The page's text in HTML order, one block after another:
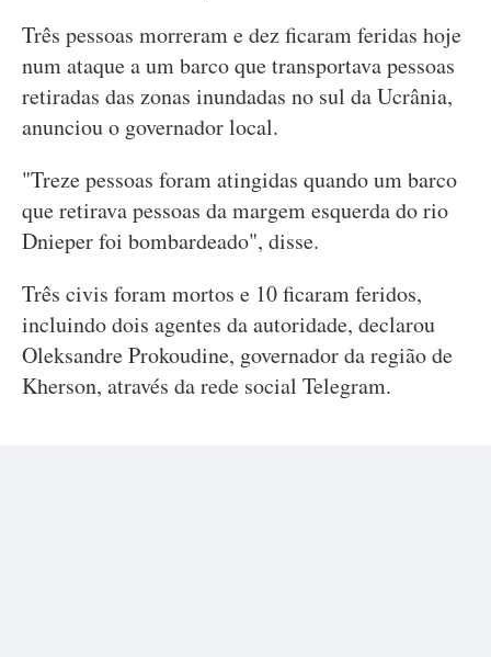
Três pessoas morreram e dez ficaram feridas hoje
num ataque a um barco que transportava pessoas
retiradas das zonas inundadas no sul da Ucrânia,
anunciou o governador local.
"Treze pessoas foram atingidas quando um barco
que retirava pessoas da margem esquerda do rio
Dnieper foi bombardeado", disse.
Três civis foram mortos e 10 ficaram feridos,
incluindo dois agentes da autoridade, declarou
Oleksandre Prokoudine, governador da região de
Kherson, através da rede social Telegram.